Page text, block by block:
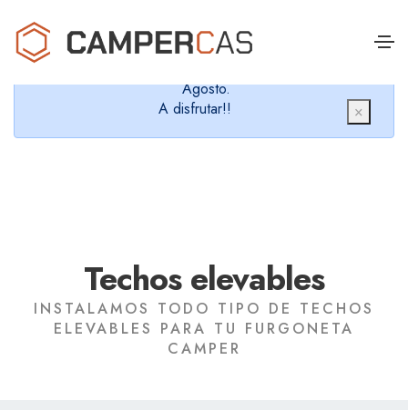
Cerramos en verano, que nos queremos dar un
chapuzón y refrescarnos.
Agosto.
A disfrutar!!
×
Techos elevables
INSTALAMOS TODO TIPO DE TECHOS
ELEVABLES PARA TU FURGONETA
CAMPER